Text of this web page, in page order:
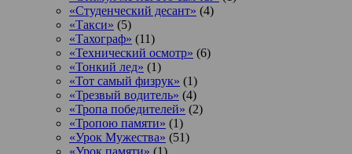
«Студенческий десант» (4)
«Такси» (5)
«Тахограф» (11)
«Технический осмотр» (6)
«Тонкий лед» (1)
«Тот самый физрук» (1)
«Трезвый водитель» (4)
«Тропа победителей» (2)
«Тропою памяти» (1)
«Урок Мужества» (51)